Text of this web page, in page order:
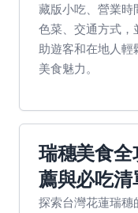
藏版小吃、營業時
色菜、交通方式，
助遊客和在地人輕
美食魅力。
瑞穗美食全
薦與必吃清
探索台灣花蓮瑞穗